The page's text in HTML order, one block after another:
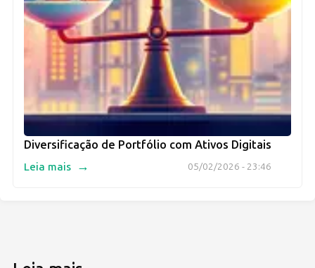
Diversificação de Portfólio com Ativos Digitais
05/02/2026 - 23:46
Leia mais →